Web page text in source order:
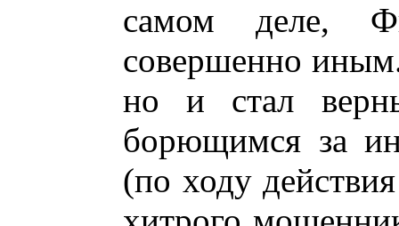
самом деле,
совершенно
но и стал
борющимся за
(по ходу